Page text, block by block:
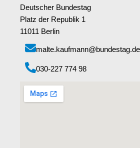
Deutscher Bundestag
Platz der Republik 1
11011 Berlin
malte.kaufmann@bundestag.de
‭030-227 774 98‬